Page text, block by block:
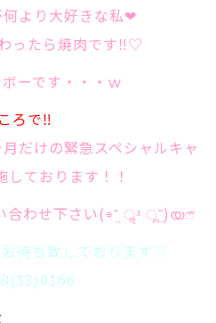
より大好きな私❤
ったら焼肉です‼︎♡
ーです・・・ｗ
ろで‼︎
だけの緊急スペシャルキャ
しております！！
合わせ下さい(⌯˘̤ ॢᵌ ू˘̤)യෆ̈
待ち致しております♡